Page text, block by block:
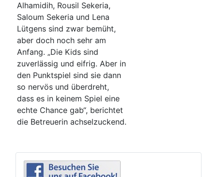
Alhamidih, Rousil Sekeria,
Saloum Sekeria und Lena
Lütgens sind zwar bemüht,
aber doch noch sehr am
Anfang. „Die Kids sind
zuverlässig und eifrig. Aber in
den Punktspiel sind sie dann
so nervös und überdreht,
dass es in keinem Spiel eine
echte Chance gab“, berichtet
die Betreuerin achselzuckend.